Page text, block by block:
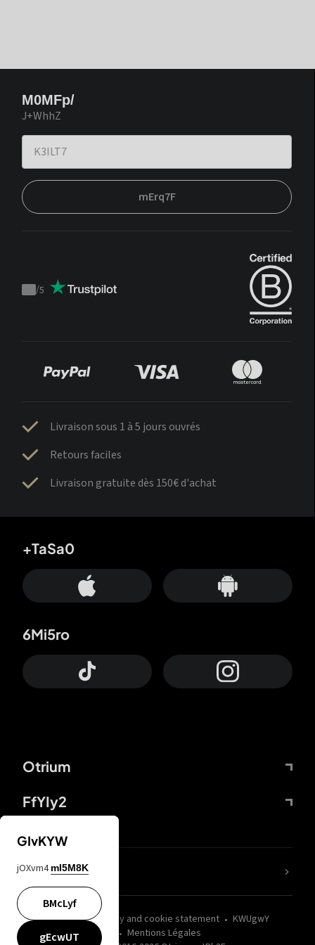
M0MFp/
J+WhhZ
mErq7F
Trustpilot
/5
Livraison sous 1 à 5 jours ouvrés
Retours faciles
Livraison gratuite dès 150€ d'achat
Otrium
FfYIy2
+TaSa0
6Mi5ro
wZQPfd Privacy and cookie statement
KWUgwY
Mentions Légales
nLC6tu
GIvKYW
jOXvm4 mI5M8K
BMcLyf
gEcwUT